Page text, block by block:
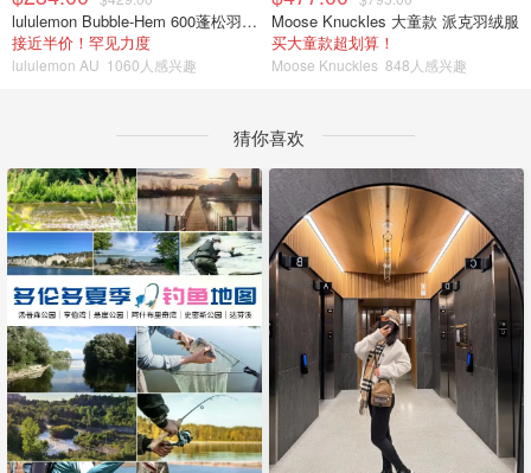
lululemon Bubble-Hem 600蓬松羽绒夹克
接近半价！罕见力度
lululemon AU 1060人感兴趣
Moose Knuckles 大童款 派克羽绒服
买大童款超划算！
Moose Knuckles 848人感兴趣
猜你喜欢